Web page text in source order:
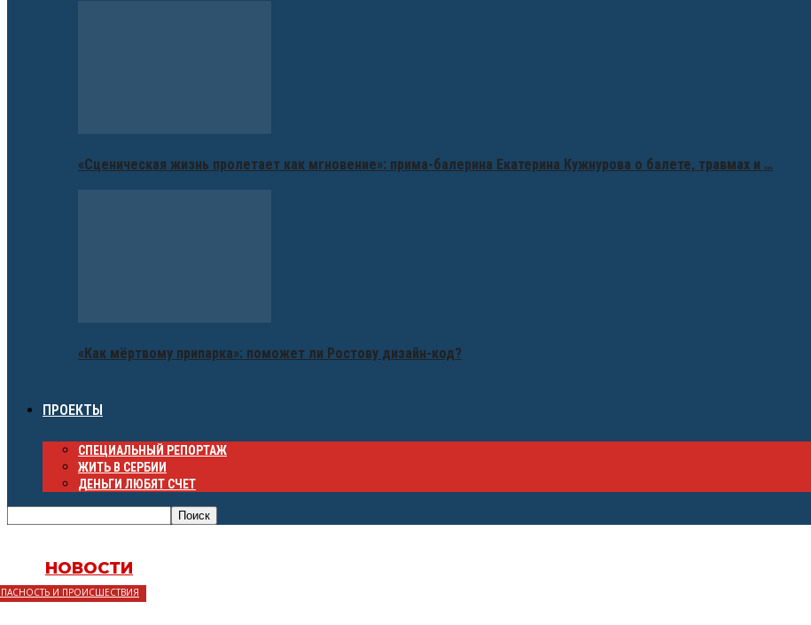
«Сценическая жизнь пролетает как мгновение»: прима-балерина Екатерина Кужнурова о балете, травмах и …
«Как мёртвому припарка»: поможет ли Ростову дизайн-код?
ПРОЕКТЫ
СПЕЦИАЛЬНЫЙ РЕПОРТАЖ
ЖИТЬ В СЕРБИИ
ДЕНЬГИ ЛЮБЯТ СЧЕТ
НОВОСТИ
И ПРОИСШЕСТВИЯ